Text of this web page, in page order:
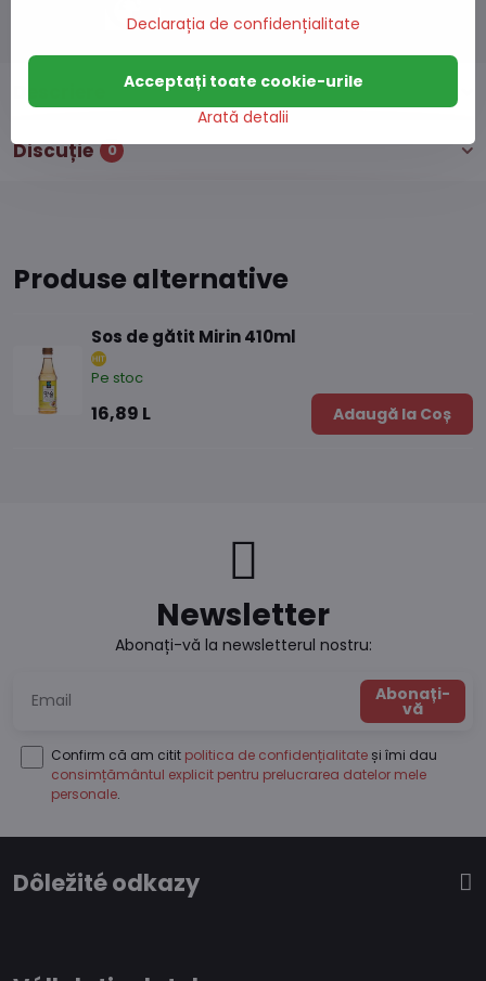
Discuție 0
Produse alternative
Sos de gătit Mirin 410ml
Pe stoc
16,89 L Adaugă la Coș
Newsletter
Abonați-vă la newsletterul nostru:
Abonați-
vă
Confirm că am citit politica de confidențialitate și îmi dau
consimțământul explicit pentru prelucrarea datelor mele
personale.
Dôležité odkazy
Declarația de confidențialitate
Arată detalii
Acceptați toate cookie-urile